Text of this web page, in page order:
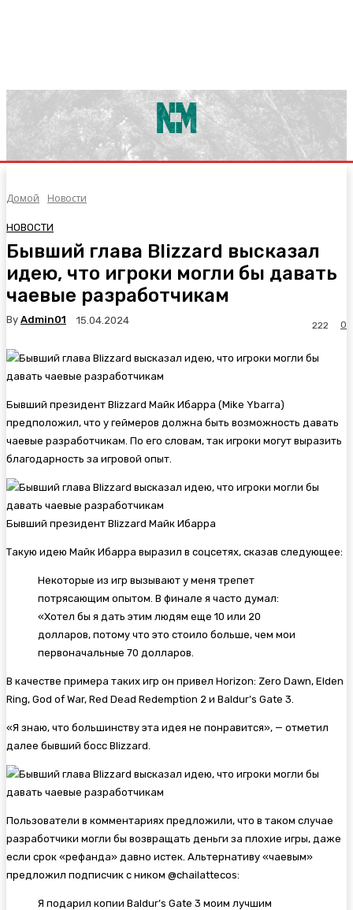
Домой Новости
НОВОСТИ
Бывший глава Blizzard высказал
идею, что игроки могли бы давать
чаевые разработчикам
By Admin01 15.04.2024 0
222
Бывший президент Blizzard Майк Ибарра (Mike Ybarra)
предположил, что у геймеров должна быть возможность давать
чаевые разработчикам. По его словам, так игроки могут выразить
благодарность за игровой опыт.
Бывший президент Blizzard Майк Ибарра
Такую идею Майк Ибарра выразил в соцсетях, сказав следующее:
Некоторые из игр вызывают у меня трепет
потрясающим опытом. В финале я часто думал:
«Хотел бы я дать этим людям еще 10 или 20
долларов, потому что это стоило больше, чем мои
первоначальные 70 долларов.
В качестве примера таких игр он привел Horizon: Zero Dawn, Elden
Ring, God of War, Red Dead Redemption 2 и Baldur’s Gate 3.
«Я знаю, что большинству эта идея не понравится», — отметил
далее бывший босс Blizzard.
Пользователи в комментариях предложили, что в таком случае
разработчики могли бы возвращать деньги за плохие игры, даже
если срок «рефанда» давно истек. Альтернативу «чаевым»
предложил подписчик с ником @chailattecos:
Я подарил копии Baldur’s Gate 3 моим лучшим